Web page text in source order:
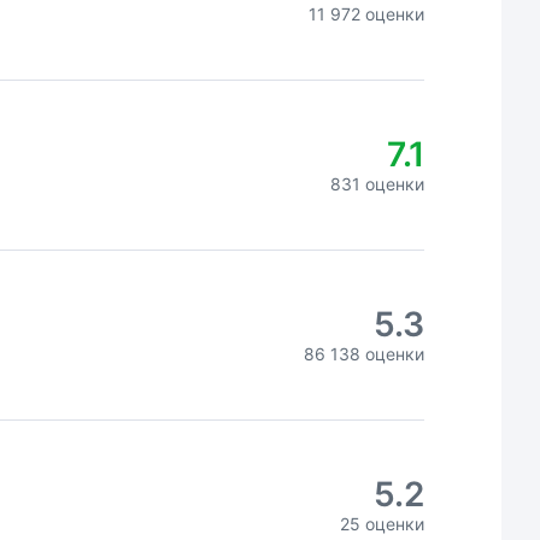
11 972 оценки
7.1
831 оценки
5.3
86 138 оценки
5.2
25 оценки